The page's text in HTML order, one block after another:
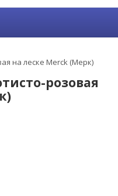
на леске Merck (Мерк)
розовая